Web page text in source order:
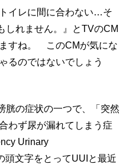
イレに間に合わない…そ
しれません。』とTVのCM
すね。 このCMが気にな
るのではないでしょう
胱の症状の一つで、「突然
わず尿が漏れてしまう症
Urinary
頭文字をとってUUIと最近